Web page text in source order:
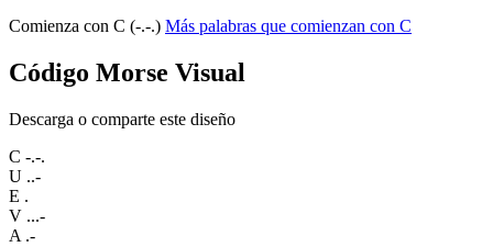
Comienza con C (-.-.) Más palabras que comienzan con C
Código Morse Visual
Descarga o comparte este diseño
C -.-.
U ..-
E .
V ...-
A .-